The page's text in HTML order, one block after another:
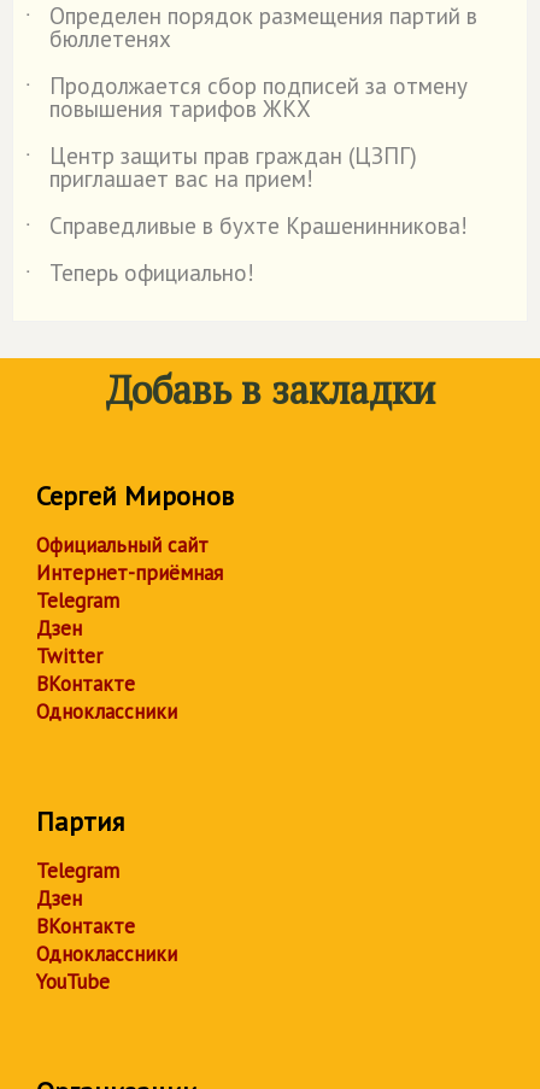
˙ Определен порядок размещения партий в
бюллетенях
˙
Продолжается сбор подписей за отмену
повышения тарифов ЖКХ
˙
Центр защиты прав граждан (ЦЗПГ)
приглашает вас на прием!
˙
Справедливые в бухте Крашенинникова!
˙
Теперь официально!
Добавь в закладки
Сергей Миронов
Официальный сайт
Интернет-приёмная
Telegram
Дзен
Twitter
ВКонтакте
Одноклассники
Партия
Telegram
Дзен
ВКонтакте
Одноклассники
YouTube